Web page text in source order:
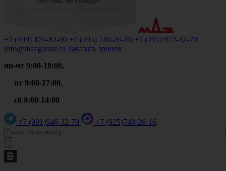
+7 (499) 476-82-09 +7 (495) 740-26-16 +7 (495) 972-32-70
info@mazgarant.ru Заказать звонок
пн-чт 9:00-18:00,
пт 9:00-17:00,
сб 9:00-14:00
+7 (901)546-32-70 +7 (925)740-26-16